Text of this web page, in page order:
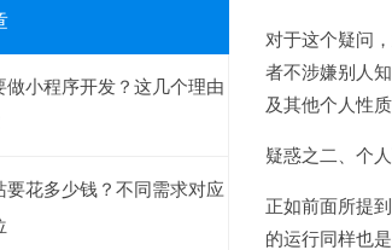
做小程序开发？这几个理由
要花多少钱？不同需求对应
对于这个疑问
者不涉嫌别人
及其他个人性
疑惑之二、个
正如前面所提
的运行同样也